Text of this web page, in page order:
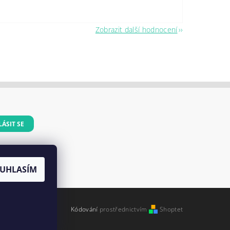
Zobrazit další hodnocení
Kódování prostřednictvím Shoptet